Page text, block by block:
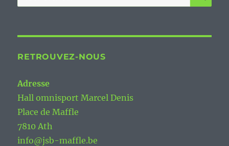
pour :
RETROUVEZ-NOUS
Adresse
Hall omnisport Marcel Denis
Place de Maffle
7810 Ath
info@jsb-maffle.be